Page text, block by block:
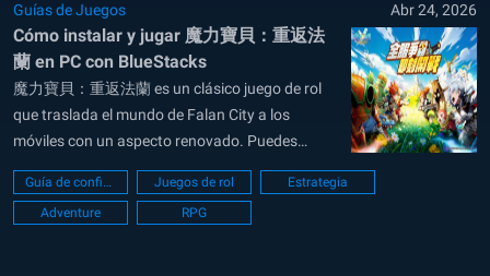
Guías de Juegos Abr 24, 2026
Cómo instalar y jugar 魔力寶貝：重返法
蘭 en PC con BlueStacks
魔力寶貝：重返法蘭 es un clásico juego de rol
que traslada el mundo de Falan City a los
móviles con un aspecto renovado. Puedes
coleccionar y entrenar a más de 100 mascotas,
cada una con diferentes habilidades y rutas de
mejora. Las batallas se desarrollan por turnos,
Guía de configuración de PC Juegos de rol
Estrategia
Adventure
RPG